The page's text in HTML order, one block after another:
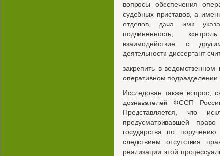
вопросы обеспечения
судебных приставов, а
отделов, дача ими
подчиненность,
взаимодействие с
деятельности диссертант
закрепить в
оперативном
Исследован также вопрос,
дознавателей ФССП
Представляется, что
предусматривавшей
государства по
следствием отсутствия
реализации этой